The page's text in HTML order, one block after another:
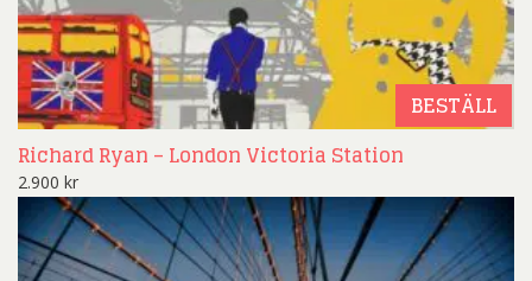
BESTÄLL
Richard Ryan – London Victoria Station
2.900 kr